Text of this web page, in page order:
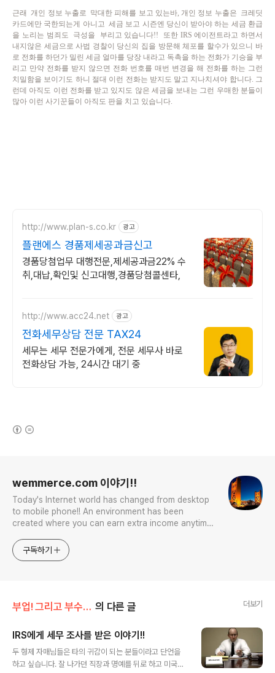
근래 개인 정보 누출로 막대한 피해를 보고 있는바, 개인 정보 누출은 크레딧
카드에만 국한되는게 아니고 세금 보고 시즌엔 당신이 받아야 하는 세금 환급
을 노리는 범죄도 극성을 부리고 있습니다!! 또한 IRS 에이전트라고 하면서
내지않은 세금으로 사법 경찰이 당신의 집을 방문해 체포를 할수가 있으니 바
로 전화를 하던가 밀린 세금 얼마를 당장 내라고 독촉을 하는 전화가 기승을 부
리고 만약 전화를 받지 않으면 전화 번호를 매번 변경을 해 전화를 하는 그런
치밀함을 보이기도 하니 절대 이런 전화는 받지도 말고 지나치셔야 합니다. 그
런데 아직도 이런 전화를 받고 있지도 않은 세금을 보내는 그런 우매한 분들이
많아 이런 사기꾼들이 아직도 판을 치고 있습니다.
http://www.plan-s.co.kr 광고
플랜에스 경품제세공과금신고
경품당첨업무 대행전문,제세공과금22% 수
취,대납,확인및 신고대행,경품당첨콜센타,
http://www.acc24.net 광고
전화세무상담 전문 TAX24
세무는 세무 전문가에게, 전문 세무사 바로
전화상담 가능, 24시간 대기 중
wemmerce.com 이야기!!
Today's Internet world has changed from desktop
to mobile phone!! An environment has been
created where you can earn extra income anytime,
competition. Now let’s turn our eyes to the world!
You can enter
구독하기
부업! 그리고 부수입!! 의 다른 글 더보기
IRS에게 세무 조사를 받은 이야기!!
두 형제 자매님들은 타의 귀감이 되는 분들이라고 단언을
하고 싶습니다. 잘 나가던 직장과 명예를 뒤로 하고 미국에